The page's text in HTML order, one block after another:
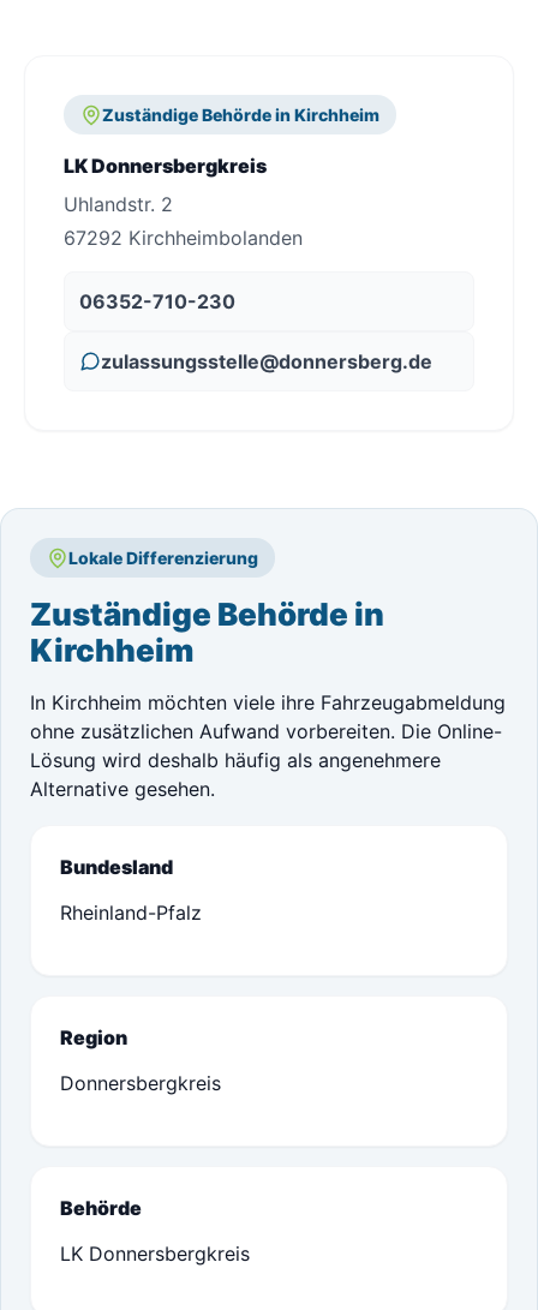
Zuständige Behörde in Kirchheim
LK Donnersbergkreis
Uhlandstr. 2
67292 Kirchheimbolanden
06352-710-230
zulassungsstelle@donnersberg.de
Lokale Differenzierung
Zuständige Behörde in
Kirchheim
In Kirchheim möchten viele ihre Fahrzeugabmeldung
ohne zusätzlichen Aufwand vorbereiten. Die Online-
Lösung wird deshalb häufig als angenehmere
Alternative gesehen.
Bundesland
Rheinland-Pfalz
Region
Donnersbergkreis
Behörde
LK Donnersbergkreis